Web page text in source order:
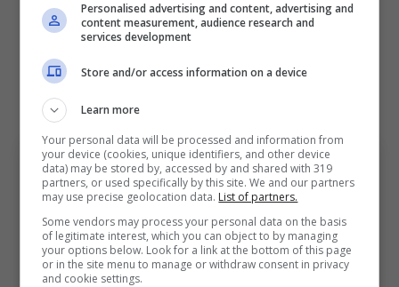
Negli altri precedentiSarririuscì a battere
Italiano con delle vittorie nette come il
quattro a zero dell’ottobre 2022 e il tre a zero
nel maggio del 2022.
Personalised advertising and content, advertising and
content measurement, audience research and
services development
Store and/or access information on a device
Learn more
Your personal data will be processed and information from
your device (cookies, unique identifiers, and other device
data) may be stored by, accessed by and shared with 319
partners, or used specifically by this site. We and our partners
may use precise geolocation data. List of partners.
Some vendors may process your personal data on the basis
of legitimate interest, which you can object to by managing
your options below. Look for a link at the bottom of this page
or in the site menu to manage or withdraw consent in privacy
and cookie settings.